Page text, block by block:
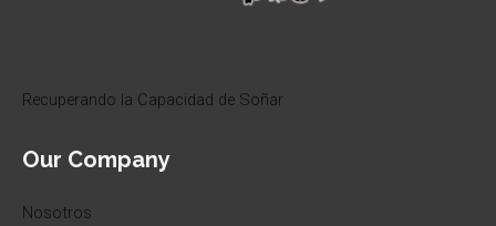
Recuperando la Capacidad de Soñar
Our Company
Nosotros